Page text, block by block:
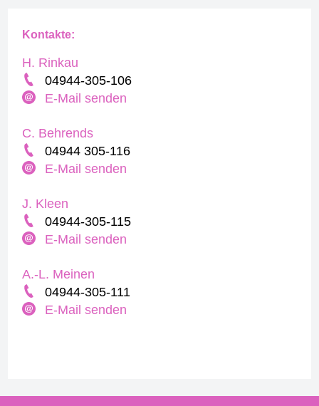
Kontakte:
H. Rinkau
04944-305-106
E-Mail senden
C. Behrends
04944 305-116
E-Mail senden
J. Kleen
04944-305-115
E-Mail senden
A.-L. Meinen
04944-305-111
E-Mail senden